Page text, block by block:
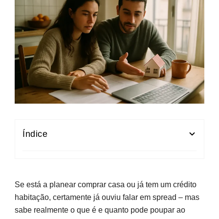
Índice
Relação entre spread, Euribor e taxa de juro
Fatores que influenciam o spread
Se está a planear comprar casa ou já tem um crédito
habitação, certamente já ouviu falar em spread – mas
sabe realmente o que é e quanto pode poupar ao